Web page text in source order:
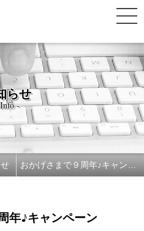
らせ
-
年♪キャンペーン